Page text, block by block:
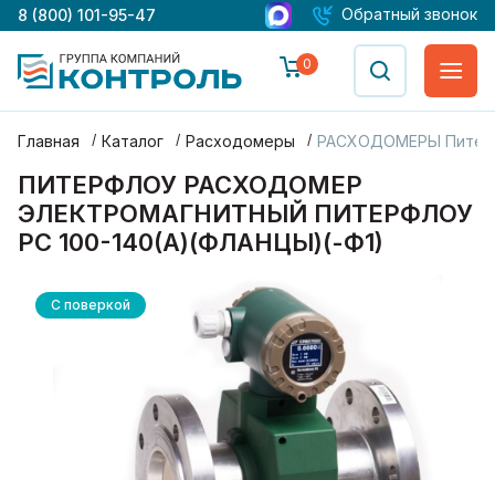
8 (800) 101-95-47 Обратный звонок
0
Главная Каталог Расходомеры РАСХОДОМЕРЫ
ПИТЕРФЛОУ РАСХОДОМЕР
ЭЛЕКТРОМАГНИТНЫЙ ПИТЕРФЛОУ
РС 100-140(А)(ФЛАНЦЫ)(-Ф1)
С поверкой